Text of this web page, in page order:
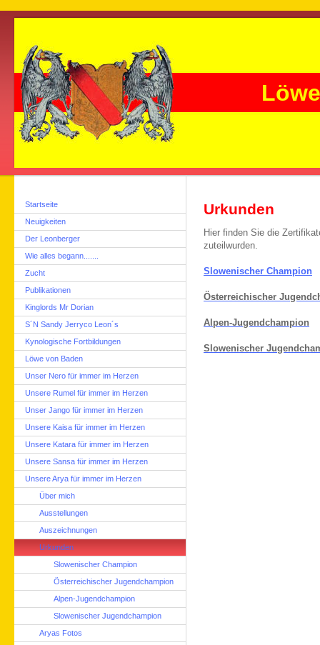
Startseite
Neuigkeiten
Der Leonberger
Wie alles begann.......
Zucht
Publikationen
Kinglords Mr Dorian
S´N Sandy Jerryco Leon´s
Kynologische Fortbildungen
Löwe von Baden
Unser Nero für immer im Herzen
Unsere Rumel für immer im Herzen
Unser Jango für immer im Herzen
Unsere Kaisa für immer im Herzen
Unsere Katara für immer im Herzen
Unsere Sansa für immer im Herzen
Unsere Arya für immer im Herzen
Über mich
Ausstellungen
Auszeichnungen
Urkunden
Slowenischer Champion
Österreichischer Jugendchampion
Alpen-Jugendchampion
Slowenischer Jugendchampion
Aryas Fotos
Urkunden
Hier finden Sie die
zuteilwurden.
Slowenischer Champion
Österreichischer
Alpen-Jugendchampion
Slowenischer